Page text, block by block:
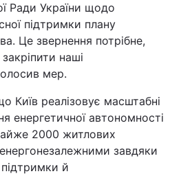
Ради України щодо
підтримки плану
Це звернення потрібне,
наші
мер.
Київ реалізовує масштабні
енергетичної автономності
2000 житлових
завдяки
й